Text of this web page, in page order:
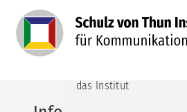
das Institut